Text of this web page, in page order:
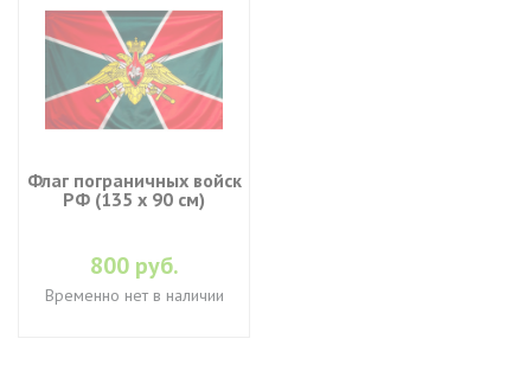
Флаг пограничных войск
РФ (135 х 90 см)
800 руб.
Временно нет в наличии